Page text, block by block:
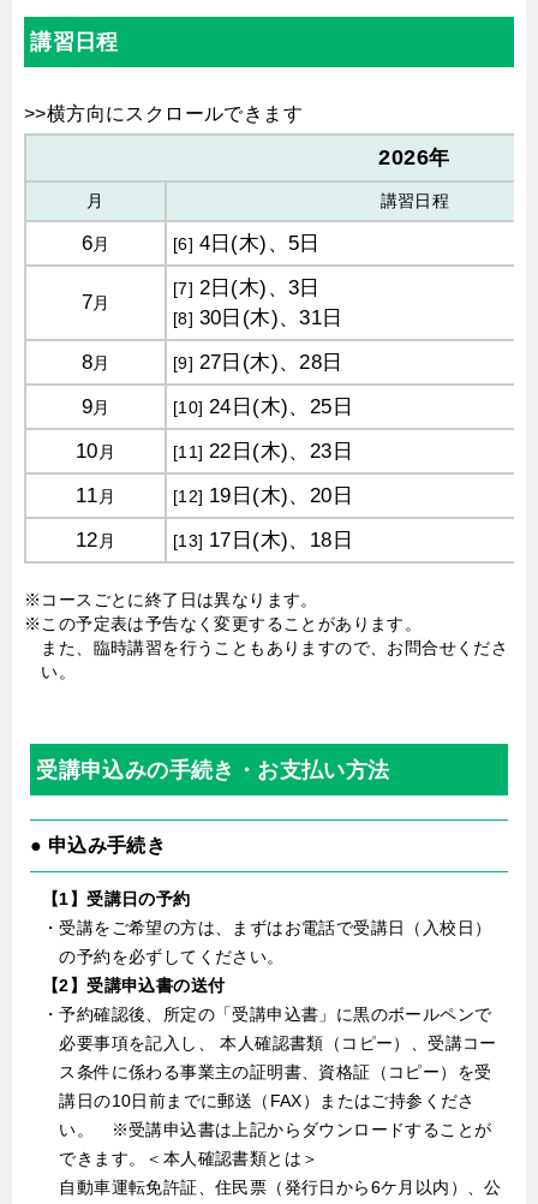
講習日程
2026年
月 講習日程
6月 [6] 4日(木)、5日
7月
[7] 2日(木)、3日
[8] 30日(木)、31日
8月 [9] 27日(木)、28日
9月 [10] 24日(木)、25日
10月 [11] 22日(木)、23日
11月 [12] 19日(木)、20日
12月 [13] 17日(木)、18日
※コースごとに終了日は異なります。
※この予定表は予告なく変更することがあります。
また、臨時講習を行うこともありますので、お問合せくださ
い。
受講申込みの手続き・お支払い方法
● 申込み手続き
【1】受講日の予約
・受講をご希望の方は、まずはお電話で受講日（入校日）
の予約を必ずしてください。
【2】受講申込書の送付
・予約確認後、所定の「受講申込書」に黒のボールペンで
必要事項を記入し、 本人確認書類（コピー）、受講コー
ス条件に係わる事業主の証明書、資格証（コピー）を受
講日の10日前までに郵送（FAX）またはご持参くださ
い。 ※受講申込書は上記からダウンロードすることが
できます。＜本人確認書類とは＞
自動車運転免許証、住民票（発行日から6ケ月以内）、公